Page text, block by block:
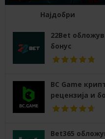
Најдобри
22Bet
бонус
BC Game
рецензија и
Bet365